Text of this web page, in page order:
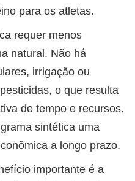
para os atletas.
requer menos
natural. Não há
irrigação ou
o que resulta
de tempo e recursos.
sintética uma
a longo prazo.
importante é a